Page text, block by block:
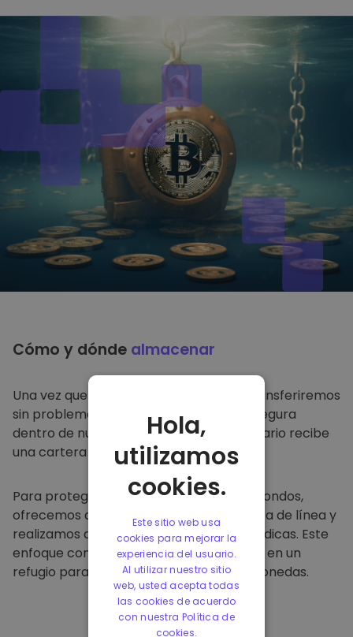
Cómo y dónde almacenar
Una vez que compre en
, lo transferiremos
sin problemas a su cartera dedicada y segura
dentro de nuestra plataforma. Cada usuario recibe
una cartera individual.
Para proteger a nuestros clientes y sus fondos,
ofrecemos almacenamiento seguro fuera de línea y
realizamos auditorías de seguridad periódicas. Este
enfoque convierte a nuestra plataforma en un
refugio para almacenar y otras criptomonedas.
Hola,
utilizamos
cookies.
Este sitio web usa
cookies para mejorar la
experiencia del usuario.
Al utilizar nuestro sitio
web, usted acepta todas
las cookies de acuerdo
con nuestra Política de
cookies.